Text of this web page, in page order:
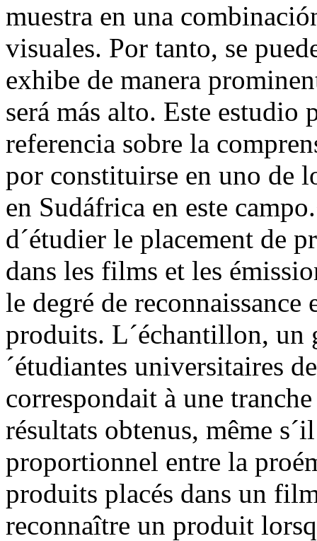
muestra en una
visuales. Por tanto, se
exhibe de manera
será más alto. Este estudio
referencia sobre la
por constituirse en uno de
en Sudáfrica en este
d´étudier le placement de
dans les films et les
le degré de reconnaissance
produits. L´échantillon, un
´étudiantes universitaires
correspondait à une
résultats obtenus, même
proportionnel entre la
produits placés dans un
reconnaître un produit